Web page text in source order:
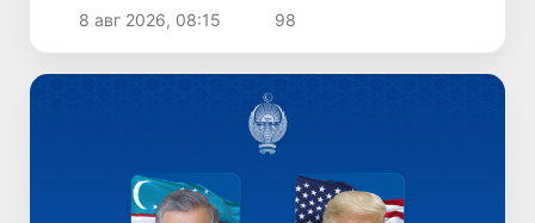
8 авг 2026, 08:15 98